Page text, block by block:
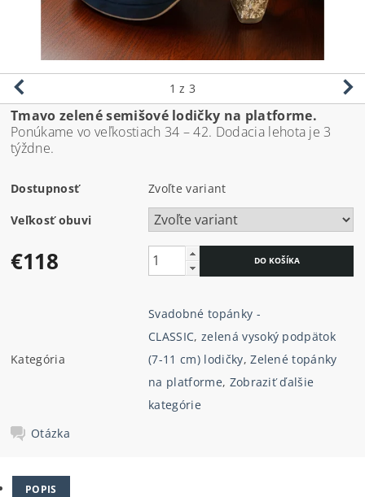
1 z 3
Tmavo zelené semišové lodičky na platforme.
Ponúkame vo veľkostiach 34 – 42. Dodacia lehota je 3
týždne.
Dostupnosť Zvoľte variant
Veľkosť obuvi
€118
Kategória
Svadobné topánky -
CLASSIC, zelená vysoký podpätok
(7-11 cm) lodičky,Zelené topánky
na platforme, Zobraziť ďalšie
kategórie
Otázka
POPIS